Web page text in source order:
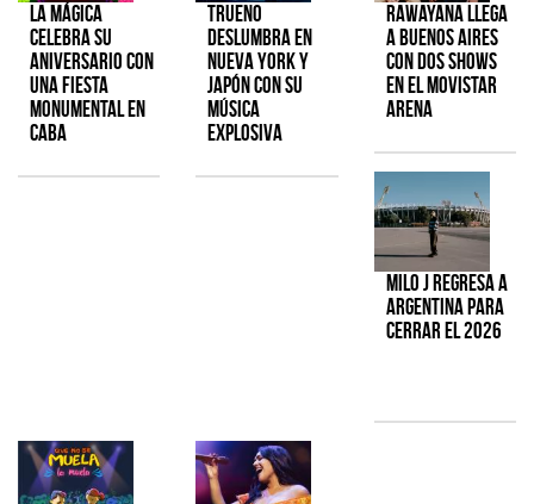
La Mágica
celebra su
aniversario con
una fiesta
monumental en
CABA
TRUENO
deslumbra en
Nueva York y
Japón con su
música
explosiva
Rawayana llega
a Buenos Aires
con dos shows
en el Movistar
Arena
Milo J regresa a
Argentina para
cerrar el 2026